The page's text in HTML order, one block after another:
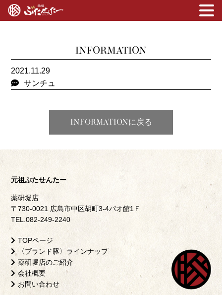
INFORMATION
2021.11.29
サンチュ
INFORMATIONに戻る
元祖ぶたせんたー
薬研堀店
〒730-0021 広島市中区胡町3-4パオ館1Ｆ
TEL.082-249-2240
TOPページ
〈ブランド豚〉ラインナップ
薬研堀店のご紹介
会社概要
お問い合わせ